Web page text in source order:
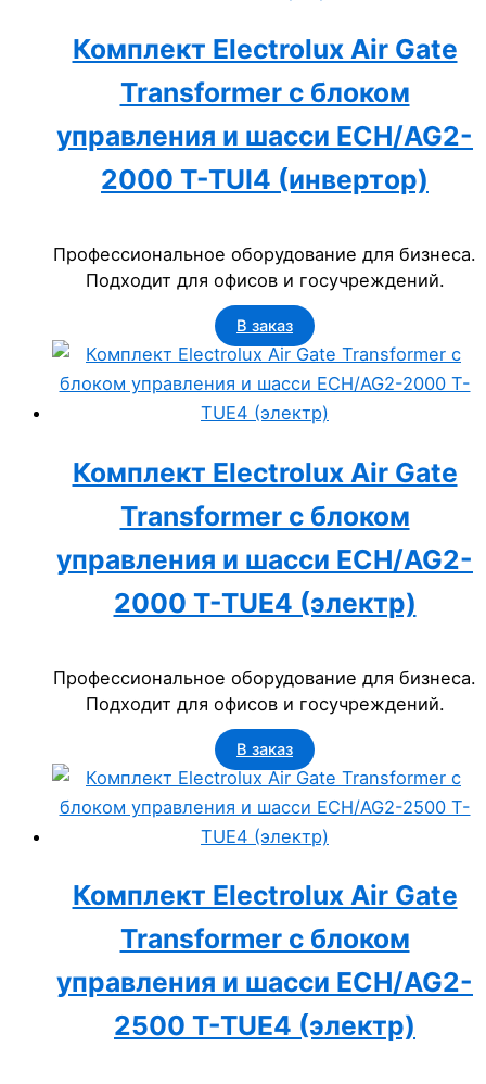
Комплект Electrolux Air Gate
Transformer с блоком
управления и шасси ECH/AG2-
2000 T-TUI4 (инвертор)
Профессиональное оборудование для бизнеса.
Подходит для офисов и госучреждений.
В заказ
Комплект Electrolux Air Gate
Transformer с блоком
управления и шасси ECH/AG2-
2000 T-TUE4 (электр)
Профессиональное оборудование для бизнеса.
Подходит для офисов и госучреждений.
В заказ
Комплект Electrolux Air Gate
Transformer с блоком
управления и шасси ECH/AG2-
2500 T-TUE4 (электр)